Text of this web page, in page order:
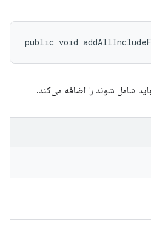
public void
شامل شوند را اضافه می‌کند.